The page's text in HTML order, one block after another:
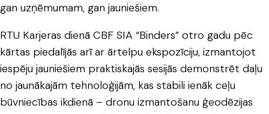
gan uzņēmumam, gan jauniešiem.
RTU Karjeras dienā CBF SIA “Binders” otro gadu pēc
kārtas piedalījās arī ar ārtelpu ekspozīciju, izmantojot
iespēju jauniešiem praktiskajās sesijās demonstrēt daļu
no jaunākajām tehnoloģijām, kas stabili ienāk ceļu
būvniecības ikdienā – dronu izmantošanu ģeodēzijas